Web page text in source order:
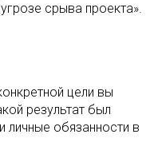
срыва проекта».
цели вы
результат был
обязанности в